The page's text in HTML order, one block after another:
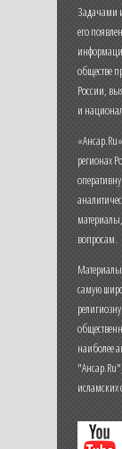
Задачами
его
обществе
России,
и
регионах
вопросам.
самую
наиболее
исламских